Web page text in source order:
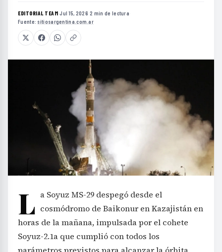
EDITORIAL TEAM·Jul 15, 2026·2 min de lectura·
Fuente: sitiosargentina.com.ar
L a Soyuz MS-29 despegó desde el
cosmódromo de Baikonur en Kazajistán en
horas de la mañana, impulsada por el cohete
Soyuz-2.1a que cumplió con todos los